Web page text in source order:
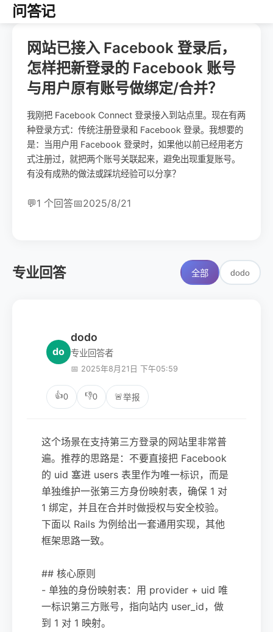
问答记
网站已接入 Facebook 登录后，
怎样把新登录的 Facebook 账号
与用户原有账号做绑定/合并？
我刚把 Facebook Connect 登录接入到站点里。现在有两
种登录方式：传统注册登录和 Facebook 登录。我想要的
是：当用户用 Facebook 登录时，如果他以前已经用老方
式注册过，就把两个账号关联起来，避免出现重复账号。
有没有成熟的做法或踩坑经验可以分享？
💬1 个回答📅2025/8/21
专业回答 全部 dodo
do
dodo
专业回答者
📅 2025年8月21日 下午05:59
👍0 👎0 🚨举报
这个场景在支持第三方登录的网站里非常普
遍。推荐的思路是：不要直接把 Facebook
的 uid 塞进 users 表里作为唯一标识，而是
单独维护一张第三方身份映射表，确保 1 对
1 绑定，并且在合并时做授权与安全校验。
下面以 Rails 为例给出一套通用实现，其他
框架思路一致。
## 核心原则
- 单独的身份映射表：用 provider + uid 唯
一标识第三方账号，指向站内 user_id，做
到 1 对 1 映射。